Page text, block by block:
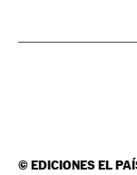
©EDICIONES EL